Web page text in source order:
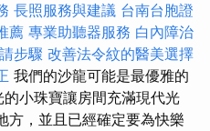
長照服務與建議 台南台胞證
薦 專業助聽器服務 白內障治
步驟 改善法令紋的醫美選擇
我們的沙龍可能是最優雅的
小珠寶讓房間充滿現代光
方，並且已經確定要為快樂